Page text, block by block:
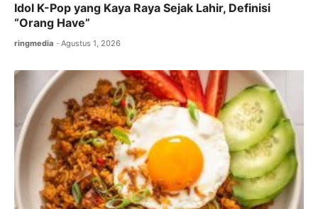
Idol K-Pop yang Kaya Raya Sejak Lahir, Definisi
“Orang Have”
ringmedia Agustus 1, 2026